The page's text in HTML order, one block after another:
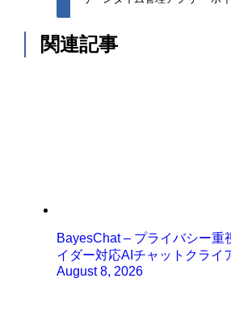
関連記事
BayesChat – プライバシー重
イダー対応AIチャットクライ
August 8, 2026